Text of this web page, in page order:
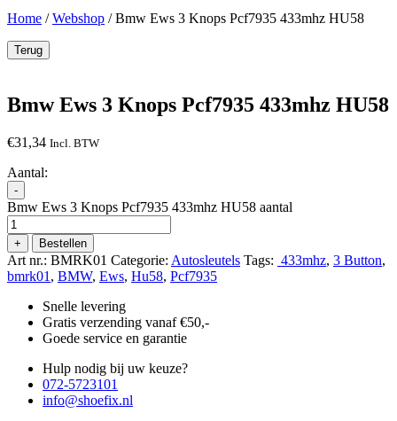
Home /Webshop /Bmw Ews 3 Knops Pcf7935 433mhz HU58
Terug
Bmw Ews 3 Knops Pcf7935 433mhz HU58
€31,34 Incl. BTW
Aantal:
-
Bmw Ews 3 Knops Pcf7935 433mhz HU58 aantal
+ Bestellen
Art nr.: BMRK01 Categorie: Autosleutels Tags: 433mhz, 3 Button,
bmrk01 , BMW, Ews, Hu58, Pcf7935
Snelle levering
Gratis verzending vanaf €50,-
Goede service en garantie
Hulp nodig bij uw keuze?
072-5723101
info@shoefix.nl